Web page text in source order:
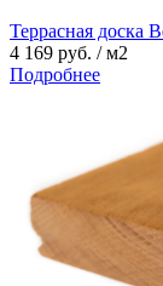
Террасная доска
4 169 руб. / м2
Подробнее